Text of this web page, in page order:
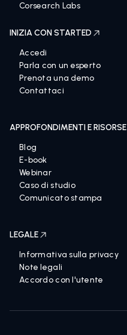
Corsearch Labs
INIZIA CON STARTED
Accedi
Parla con un esperto
Prenota una demo
Contattaci
APPROFONDIMENTI E RISORSE
Blog
E-book
Webinar
Caso di studio
Comunicato stampa
LEGALE
Informativa sulla privacy
Note legali
Accordo con l'utente